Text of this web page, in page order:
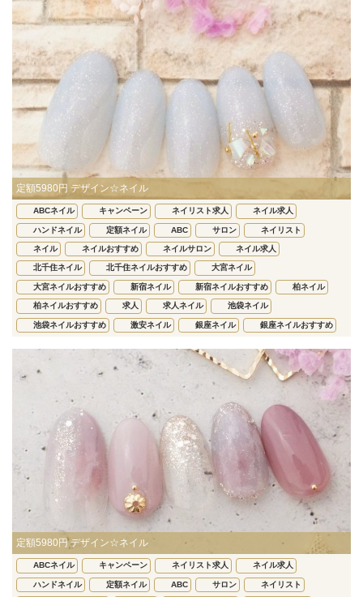
定額5980円 デザイン☆ネイル
ABCネイル キャンペーン ネイリスト求人 ネイル求人
ハンドネイル 定額ネイル ABC サロン ネイリスト
ネイル ネイルおすすめ ネイルサロン ネイル求人
北千住ネイル 北千住ネイルおすすめ 大宮ネイル
大宮ネイルおすすめ 新宿ネイル 新宿ネイルおすすめ 柏ネイル
柏ネイルおすすめ 求人 求人ネイル 池袋ネイル
池袋ネイルおすすめ 激安ネイル 銀座ネイル 銀座ネイルおすすめ
定額5980円 デザイン☆ネイル
ABCネイル キャンペーン ネイリスト求人 ネイル求人
ハンドネイル 定額ネイル ABC サロン ネイリスト